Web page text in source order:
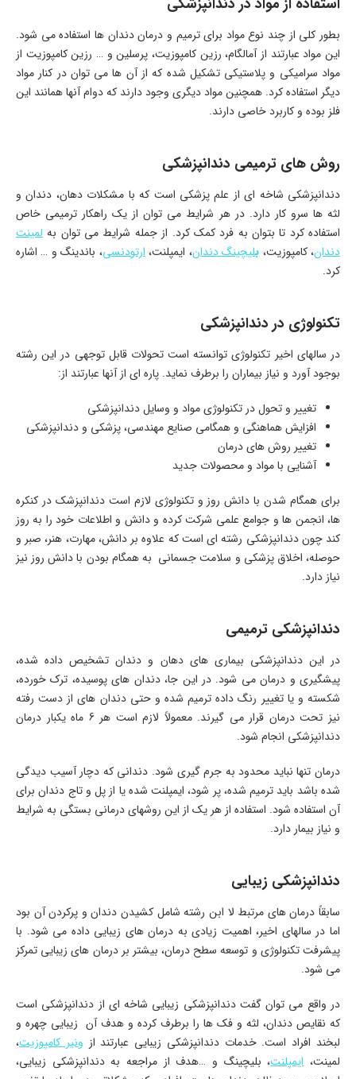
بطور کلی از چند نوع مواد برای ترمیم و درمان دندان ها استفاده می شود.
این مواد عبارتند از آمالگام، رزین کامپوزیت، پرسلین و … رزین کامپوزیت از
مواد سرامیکی و پلاستیکی تشکیل شده که از آن ها می توان در کنار مواد
دیگر استفاده کرد. همچنین مواد دیگری وجود دارند که دوام آنها همانند این
فلز بوده و کاربرد خاصی دارند.
روش های ترمیمی دندانپزشکی
دندانپزشکی شاخه ای از علم پزشکی است که با مشکلات دهان، دندان و
لثه ها سرو کار دارد. در هر شرایط می توان از یک راهکار ترمیمی خاص
استفاده کرد تا بتوان به فرد کمک کرد. از جمله شرایط می توان به لمینت
دندان، کامپوزیت،بلیچینگ دندان، ایمپلنت،ارتودنسی، باندینگ و … اشاره
کرد.
تکنولوژی در دندانپزشکی
در سالهای اخیر تکنولوژی توانسته است تحولات قابل توجهی در این رشته
بوجود آورد و نیاز بیماران را برطرف نماید. پاره ای از آنها عبارتند از:
تغییر و تحول در تکنولوژی مواد و وسایل دندانپزشکی
افزایش هماهنگی و همگامی صنایع مهندسی، پزشکی و دندانپزشکی
تغییر روش های درمان
آشنایی با مواد و محصولات جدید
برای همگام شدن با دانش روز و تکنولوژی لازم است دندانپزشک در کنکره
ها، انجمن ها و جوامع علمی شرکت کرده و دانش و اطلاعات خود را به روز
کند چون دندانپزشکی رشته ای است که علاوه بر دانش، مهارت، هنر، صبر و
حوصله، اخلاق پزشکی و سلامت جسمانی به همگام بودن با دانش روز نیز
نیاز دارد.
دندانپزشکی ترمیمی
در این دندانپزشکی بیماری های دهان و دندان تشخیص داده شده،
پیشگیری و درمان می شود. در این جا، دندان های پوسیده، ترک خورده،
شکسته و یا تغییر رنگ داده ترمیم شده و حتی دندان های از دست رفته
نیز تحت درمان قرار می گیرند. معمولاً لازم است هر 6 ماه یکبار درمان
دندانپزشکی انجام شود.
درمان تنها نباید محدود به جرم گیری شود. دندانی که دچار آسیب دیدگی
شده باشد باید ترمیم شده، پر شود، ایمپلنت شده یا از پل و تاج دندان برای
آن استفاده شود. استفاده از هر یک از این روشهای درمانی بستگی به شرایط
و نیاز بیمار دارد.
دندانپزشکی زیبایی
سابقاً درمان های مرتبط لا ابن رشته شامل کشیدن دندان و پرکردن آن بود
اما در سالهای اخیر، اهمیت زیادی به درمان های زیبایی داده می شود. با
پیشرفت تکنولوژی و توسعه سطح درمان، بیشتر بر درمان های زیبایی تمرکز
می شود.
در واقع می توان گفت دندانپزشکی زیبایی شاخه ای از دندانپزشکی است
که نقایص دندان، لثه و فک ها را برطرف کرده و هدف آن زیبایی چهره و
لبخند افراد است. خدمات دندانپزشکی زیبایی عبارتند از ونیر کامپوزیت،
لمینت،ایمپلنت، بلیچینگ و …هدف از مراجعه به دندانپزشکی زیبایی،